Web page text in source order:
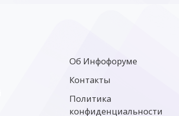
Об Инфофоруме
Контакты
Политика
конфиденциальности